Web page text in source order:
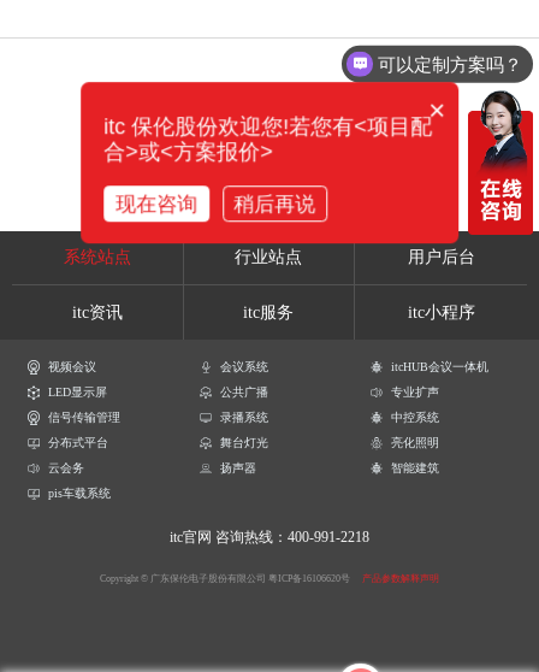
系统站点 行业站点 用户后台
itc资讯 itc服务 itc小程序
视频会议 会议系统
itcHUB会议一体机
LED显示屏
公共广播
专业扩声
信号传输管理
录播系统
中控系统
分布式平台
舞台灯光
亮化照明
云会务
扬声器
智能建筑
pis车载系统
itc官网 咨询热线：400-991-2218
Copyright © 广东保伦电子股份有限公司 粤ICP备16106620号 产品参数解释声明
可以定制方案吗？
×
itc 保伦股份欢迎您!若您有<项目配
合>或<方案报价>
现在咨询 稍后再说